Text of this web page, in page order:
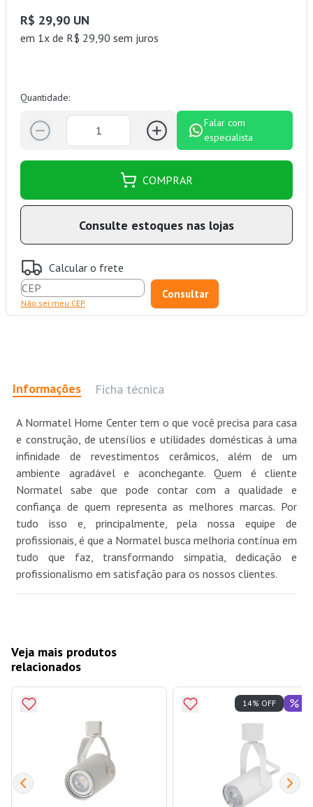
R$ 29,90 UN
em 1x de R$ 29,90 sem juros
Quantidade:
Falar com
especialista
COMPRAR
Consulte estoques nas lojas
Calcular o frete
Não sei meu CEP
Informações Ficha técnica
A Normatel Home Center tem o que você precisa para casa
e construção, de utensílios e utilidades domésticas à uma
infinidade de revestimentos cerâmicos, além de um
ambiente agradável e aconchegante. Quem é cliente
Normatel sabe que pode contar com a qualidade e
confiança de quem representa as melhores marcas. Por
tudo isso e, principalmente, pela nossa equipe de
profissionais, é que a Normatel busca melhoria contínua em
tudo que faz, transformando simpatia, dedicação e
profissionalismo em satisfação para os nossos clientes.
Veja mais produtos
relacionados
14% OFF